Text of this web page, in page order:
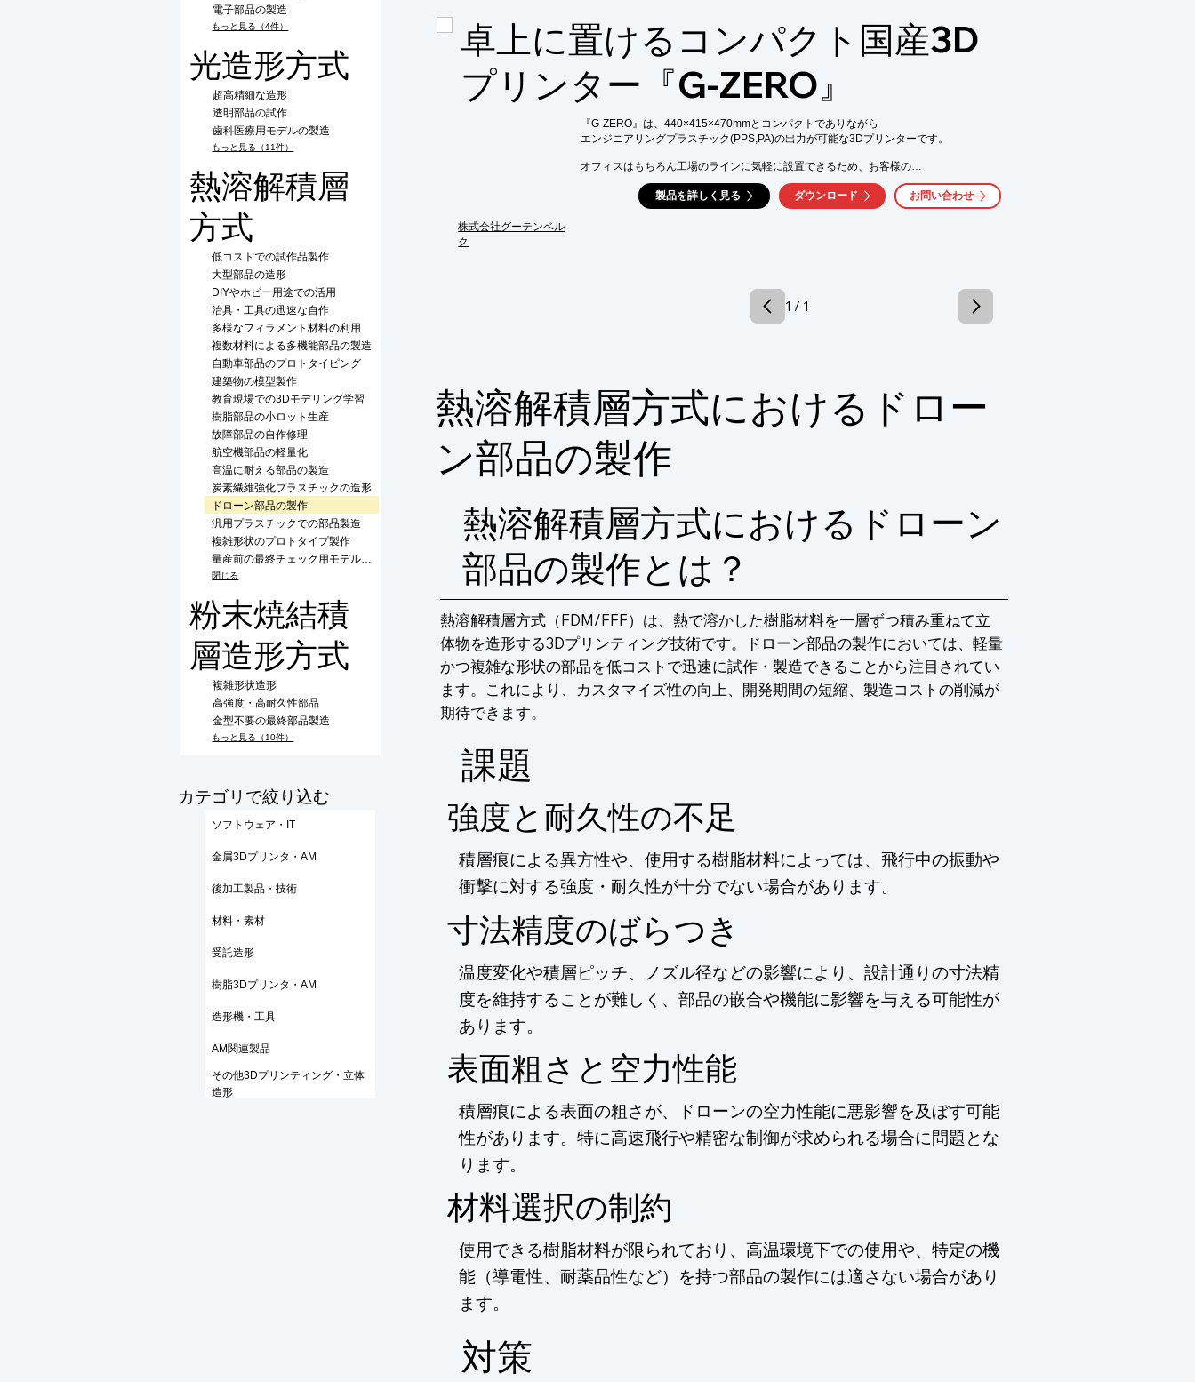
電子部品の製造
もっと見る（4件）
光造形方式
超高精細な造形
透明部品の試作
歯科医療用モデルの製造
もっと見る（11件）
熱溶解積層
方式
低コストでの試作品製作
大型部品の造形
DIYやホビー用途での活用
治具・工具の迅速な自作
多様なフィラメント材料の利用
複数材料による多機能部品の製造
自動車部品のプロトタイピング
建築物の模型製作
教育現場での3Dモデリング学習
樹脂部品の小ロット生産
故障部品の自作修理
航空機部品の軽量化
高温に耐える部品の製造
炭素繊維強化プラスチックの造形
ドローン部品の製作
汎用プラスチックでの部品製造
複雑形状のプロトタイプ製作
量産前の最終チェック用モデルの製作
閉じる
粉末焼結積
層造形方式
複雑形状造形
高強度・高耐久性部品
金型不要の最終部品製造
もっと見る（10件）
​カテゴリで絞り込む
ソフトウェア・IT
金属3Dプリンタ・AM
後加工製品・技術
材料・素材
受託造形
樹脂3Dプリンタ・AM
造形機・工具
AM関連製品
その他3Dプリンティング・立体
造形
卓上に置けるコンパクト国産3D
プリンター『G-ZERO』
株式会社グーテンベル
ク
『G-ZERO』は、440×415×470mmとコンパクトでありながら
エンジニアリングプラスチック(PPS,PA)の出力が可能な3Dプリンターです。
オフィスはもちろん工場のラインに気軽に設置できるため、お客様の
作業環境に治具やスモールパーツの作製機能を簡単に追加可能。
町工場の金属加工技術で作られた高剛性フレームは、一般的な高速造形を
■国内設計・国内製造の日本製3Dプリンタ
製品を詳しく見る ダウンロード お問い合わせ
1 / 1
熱溶解積層方式におけるドロー
ン部品の製作
熱溶解積層方式におけるドローン
部品の製作とは？
熱溶解積層方式（FDM/FFF）は、熱で溶かした樹脂材料を一層ずつ積み重ねて立
体物を造形する3Dプリンティング技術です。ドローン部品の製作においては、軽量
かつ複雑な形状の部品を低コストで迅速に試作・製造できることから注目されてい
ます。これにより、カスタマイズ性の向上、開発期間の短縮、製造コストの削減が
期待できます。
​課題
強度と耐久性の不足
積層痕による異方性や、使用する樹脂材料によっては、飛行中の振動や
衝撃に対する強度・耐久性が十分でない場合があります。
寸法精度のばらつき
温度変化や積層ピッチ、ノズル径などの影響により、設計通りの寸法精
度を維持することが難しく、部品の嵌合や機能に影響を与える可能性が
あります。
表面粗さと空力性能
積層痕による表面の粗さが、ドローンの空力性能に悪影響を及ぼす可能
性があります。特に高速飛行や精密な制御が求められる場合に問題とな
ります。
材料選択の制約
使用できる樹脂材料が限られており、高温環境下での使用や、特定の機
能（導電性、耐薬品性など）を持つ部品の製作には適さない場合があり
ます。
​対策